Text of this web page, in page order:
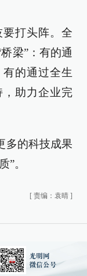
打头阵。全
梁”：有的通
的通过全生
助力企业完
多的科技成果
”。
[ 责编：袁晴 ]